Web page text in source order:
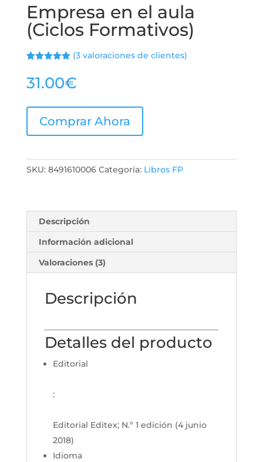
Empresa en el aula
(Ciclos Formativos)
con
5.00
de
5 en base
s de
clientes
(3 valoraciones de clientes)
31.00€
Comprar Ahora
SKU: 8491610006 Categoría: Libros FP
Descripción
Información adicional
Valoraciones (3)
Descripción
Detalles del producto
Editorial
:
Editorial Editex; N.º 1 edición (4 junio
2018)
Idioma